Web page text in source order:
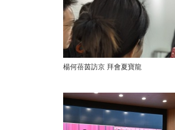
楊何蓓茵訪京 拜會夏寶龍